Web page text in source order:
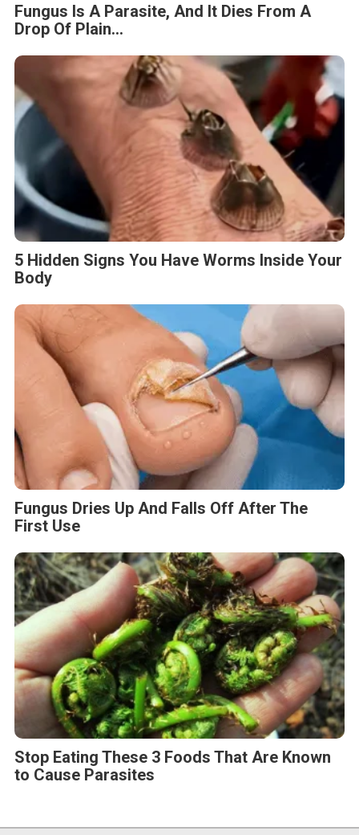
Fungus Is A Parasite, And It Dies From A
Drop Of Plain...
5 Hidden Signs You Have Worms Inside Your
Body
Fungus Dries Up And Falls Off After The
First Use
Stop Eating These 3 Foods That Are Known
to Cause Parasites